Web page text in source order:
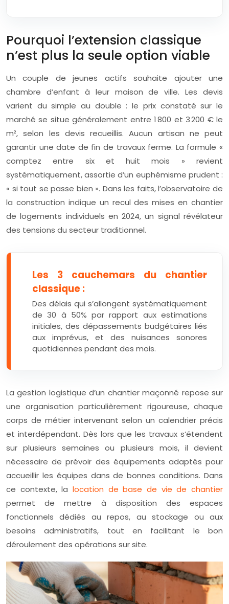
Pourquoi l’extension classique
n’est plus la seule option viable
Un couple de jeunes actifs souhaite ajouter une
chambre d’enfant à leur maison de ville. Les devis
varient du simple au double : le prix constaté sur le
marché se situe généralement entre 1 800 et 3 200 € le
m², selon les devis recueillis. Aucun artisan ne peut
garantir une date de fin de travaux ferme. La formule «
comptez entre six et huit mois » revient
systématiquement, assortie d’un euphémisme prudent :
« si tout se passe bien ». Dans les faits, l’observatoire de
la construction indique un recul des mises en chantier
de logements individuels en 2024, un signal révélateur
des tensions du secteur traditionnel.
Les 3 cauchemars du chantier
classique :
Des délais qui s’allongent systématiquement
de 30 à 50% par rapport aux estimations
initiales, des dépassements budgétaires liés
aux imprévus, et des nuisances sonores
quotidiennes pendant des mois.
La gestion logistique d’un chantier maçonné repose sur
une organisation particulièrement rigoureuse, chaque
corps de métier intervenant selon un calendrier précis
et interdépendant. Dès lors que les travaux s’étendent
sur plusieurs semaines ou plusieurs mois, il devient
nécessaire de prévoir des équipements adaptés pour
accueillir les équipes dans de bonnes conditions. Dans
ce contexte, la location de base de vie de chantier
permet de mettre à disposition des espaces
fonctionnels dédiés au repos, au stockage ou aux
besoins administratifs, tout en facilitant le bon
déroulement des opérations sur site.